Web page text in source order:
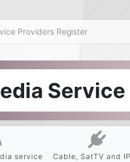
Providers Register
service Cable, SatTV and